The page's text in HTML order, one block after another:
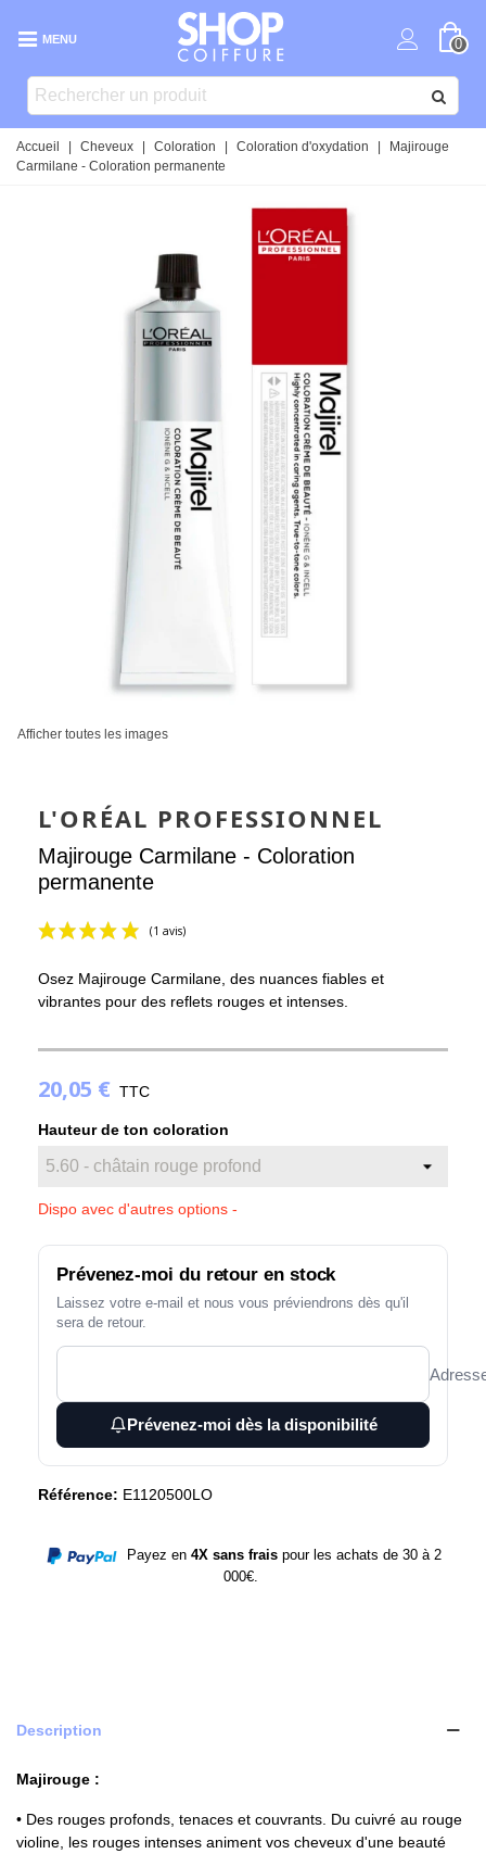
MENU 0
Accueil Cheveux Coloration Coloration d'oxydation
Majirouge
Carmilane - Coloration permanente
Afficher toutes les images
L'ORÉAL PROFESSIONNEL
Majirouge Carmilane - Coloration
permanente
Osez Majirouge Carmilane, des nuances fiables et
vibrantes pour des reflets rouges et intenses.
20,05 € TTC
Hauteur de ton coloration
Dispo avec d'autres options -
Prévenez-moi du retour en stock
Laissez votre e-mail et nous vous préviendrons dès qu'il
sera de retour.
Prévenez-moi dès la disponibilité
Référence: E1120500LO
Payez en 4X sans fraispour les achats de 30 à 2
000€.
Description
Majirouge :
• Des rouges profonds, tenaces et couvrants. Du cuivré au rouge
violine, les rouges intenses animent vos cheveux d'une beauté